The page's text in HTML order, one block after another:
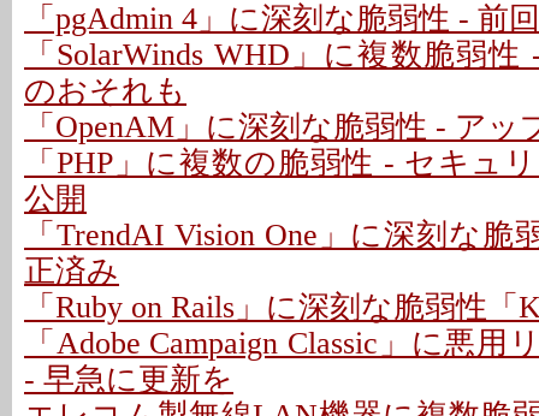
「pgAdmin 4」に深刻な脆弱性 - 前
「SolarWinds WHD」に複数脆弱
のおそれも
「OpenAM」に深刻な脆弱性 - ア
「PHP」に複数の脆弱性 - セキュ
公開
「TrendAI Vision One」に深刻な脆
正済み
「Ruby on Rails」に深刻な脆弱性「
「Adobe Campaign Classic」に悪
- 早急に更新を